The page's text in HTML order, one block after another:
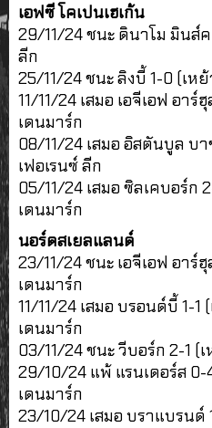
เอฟซี โคเปนเฮเก้น
29/11/24 ชนะ ดินาโม มินส์
ลีก
25/11/24 ชนะ ลิงบี้ 1-0 (เห
11/11/24 เสมอ เอจีเอฟ อาร์
เดนมาร์ก
08/11/24 เสมอ อิสตันบูล บ
เฟอเรนซ์ ลีก
05/11/24 เสมอ ซิลเคบอร์ก
เดนมาร์ก
นอร์ดสเยลแลนด์
23/11/24 ชนะ เอจีเอฟ อาร์
เดนมาร์ก
11/11/24 เสมอ บรอนด์บี้ 1-1
เดนมาร์ก
03/11/24 ชนะ วีบอร์ก 2-1 (
29/10/24 แพ้ แรนเดอร์ส 0-
เดนมาร์ก
23/10/24 เสมอ บราแบรนด์